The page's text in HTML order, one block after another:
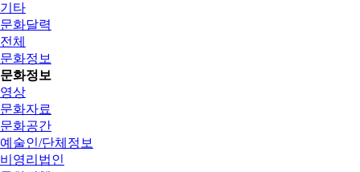
기타
문화달력
전체
문화정보
문화정보
영상
문화자료
문화공간
예술인/단체정보
비영리법인